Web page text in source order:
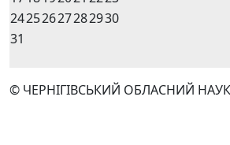
24252627282930
31
© ЧЕРНІГІВСЬКИЙ ОБЛАСНИЙ